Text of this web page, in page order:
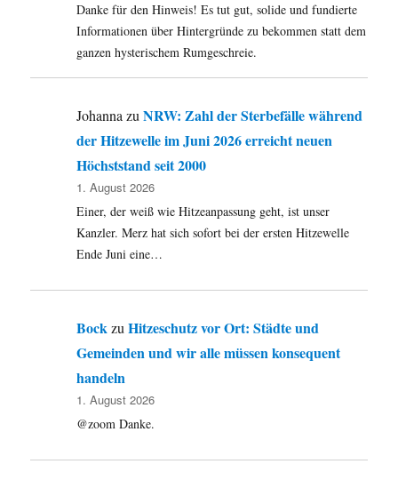
Danke für den Hinweis! Es tut gut, solide und fundierte
Informationen über Hintergründe zu bekommen statt dem
ganzen hysterischem Rumgeschreie.
Johanna zuNRW: Zahl der Sterbefälle während
der Hitzewelle im Juni 2026 erreicht neuen
Höchststand seit 2000
1. August 2026
Einer, der weiß wie Hitzeanpassung geht, ist unser
Kanzler. Merz hat sich sofort bei der ersten Hitzewelle
Ende Juni eine…
BockzuHitzeschutz vor Ort: Städte und
Gemeinden und wir alle müssen konsequent
handeln
1. August 2026
@zoom Danke.